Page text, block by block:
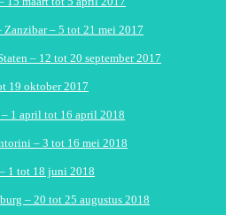
Zanzibar – 5 tot 21 mei 2017
– 12 tot 20 september 2017
19 oktober 2017
1 april tot 16 april 2018
– 3 tot 16 mei 2018
1 tot 18 juni 2018
– 20 tot 25 augustus 2018